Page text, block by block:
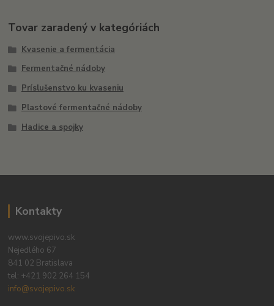
Tovar zaradený v kategóriách
Kvasenie a fermentácia
Fermentačné nádoby
Príslušenstvo ku kvaseniu
Plastové fermentačné nádoby
Hadice a spojky
Kontakty
www.svojepivo.sk
Nejedlého 67
841 02 Bratislava
tel: +421 902 264 154
info@svojepivo.sk